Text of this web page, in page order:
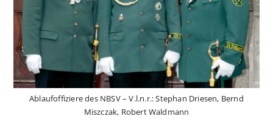
Ablaufoffiziere des NBSV – V.l.n.r.: Stephan Driesen, Bernd
Miszczak, Robert Waldmann